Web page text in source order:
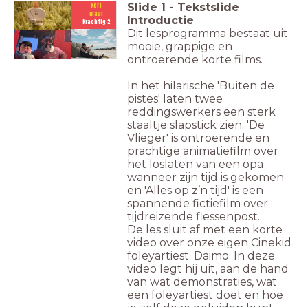
Kort
maar
Krachtig 2
Slide 1 - Tekstslide
Introductie
Dit lesprogramma bestaat uit
mooie, grappige en
ontroerende korte films.
In het hilarische 'Buiten de
pistes' laten twee
reddingswerkers een sterk
staaltje slapstick zien. 'De
Vlieger' is ontroerende en
prachtige animatiefilm over
het loslaten van een opa
wanneer zijn tijd is gekomen
en 'Alles op z’n tijd' is een
spannende fictiefilm over
tijdreizende flessenpost.
De les sluit af met een korte
video over onze eigen Cinekid
foleyartiest; Daimo. In deze
video legt hij uit, aan de hand
van wat demonstraties, wat
een foleyartiest doet en hoe